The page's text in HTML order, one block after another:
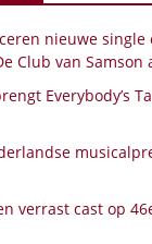
nieuwe single
Club van Samson
Everybody’s
verrast cast op